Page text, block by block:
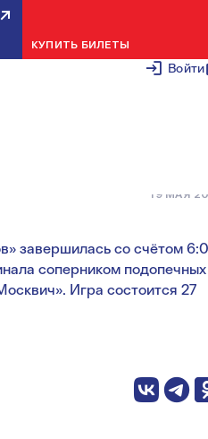
Войти
КУПИТЬ БИЛЕТЫ
ГОДА
8 ФИНАЛА
СЫГРАЮТ С
19 МАЯ
завершилась со счётом
соперником подопечных
Игра состоится 27